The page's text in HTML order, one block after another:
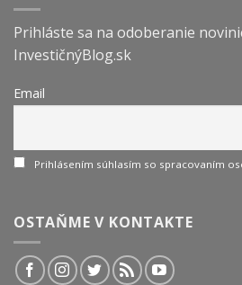
Prihláste sa na odoberanie
InvestičnýBlog.sk
Email
Prihlásením súhlasím so spracovaním
OSTAŇME V KONTAKTE